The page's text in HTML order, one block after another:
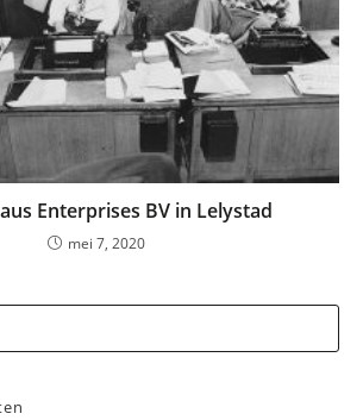
Enterprises BV in Lelystad
mei 7, 2020
op